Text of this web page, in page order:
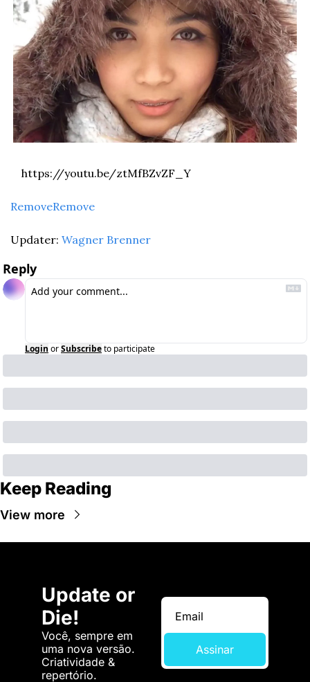
	https://youtu.be/ztMfBZvZF_Y
RemoveRemove
Updater: Wagner Brenner
Reply
Login orSubscribeto participate
Keep Reading
View more
Update or
Die!
Você, sempre em
uma nova versão.
Criatividade &
repertório.
Assinar